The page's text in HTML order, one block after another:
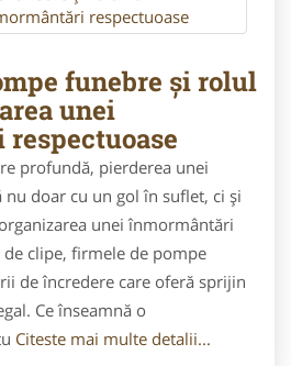
funebre și rolul
unei
profundă, pierderea unei
nu doar cu un gol în suflet, ci și
unei în­mormântări
de clipe, firmele de pompe
de încredere care oferă sprijin
Ce înseamnă o
Citeste mai multe detalii...